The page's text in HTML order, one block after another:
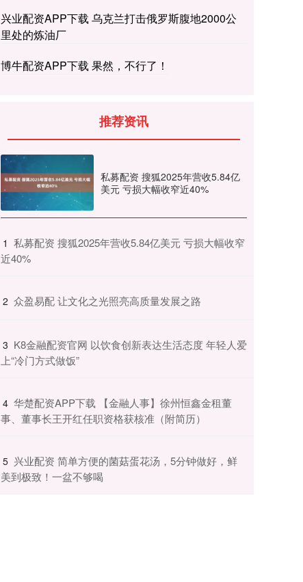
兴业配资APP下载 乌克兰打击俄罗斯腹地2000公
里处的炼油厂
博牛配资APP下载 果然，不行了！
推荐资讯
私募配资 搜狐2025年营收5.84亿
美元 亏损大幅收窄近40%
1 ​私募配资 搜狐2025年营收5.84亿美元 亏损大幅收窄
近40%
2 ​众盈易配 让文化之光照亮高质量发展之路
3 ​K8金融配资官网 以饮食创新表达生活态度 年轻人爱
上“冷门方式做饭”
4 ​华楚配资APP下载 【金融人事】徐州恒鑫金租董
事、董事长王开红任职资格获核准（附简历）
5 ​兴业配资 简单方便的菌菇蛋花汤，5分钟做好，鲜
美到极致！一盆不够喝